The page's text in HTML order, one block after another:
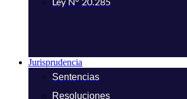
Ley N° 20.285
Jurisprudencia
Sentencias
Resoluciones